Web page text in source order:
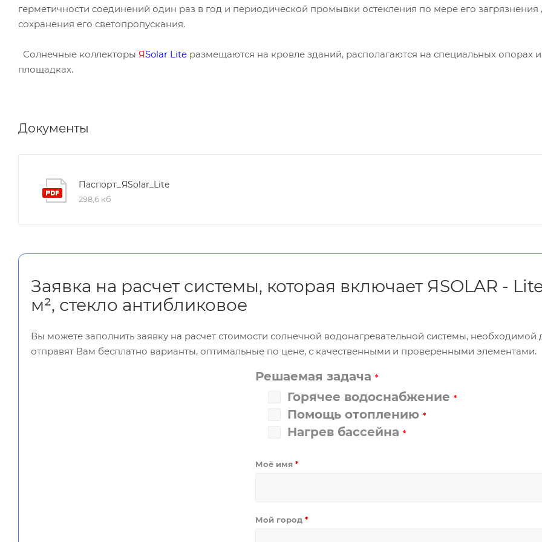
герметичности соединений один раз в год и периодической промывки остекления по мере его загрязнения
сохранения его светопропускания.
Солнечные коллекторы ЯSolar Lite размещаются на кровле зданий, располагаются на специальных опорах и
площадках.
Документы
Паспорт_ЯSolar_Lite
298,6 кб
Заявка на расчет системы, которая включает ЯSOLAR -
м², стекло антибликовое
Вы можете заполнить заявку на расчет стоимости солнечной водонагревательной системы,
отправят Вам бесплатно варианты, оптимальные по цене, с качественными и проверенными элементами.
Решаемая задача *
Горячее водоснабжение *
Помощь отоплению *
Нагрев бассейна *
Моё имя *
Мой город *